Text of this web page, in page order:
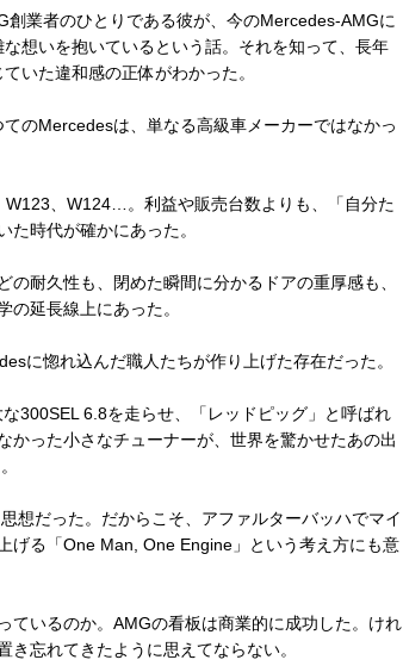
創業者のひとりである彼が、今のMercedes-AMGに
な想いを抱いているという話。それを知って、長年
ていた違和感の正体がわかった。
てのMercedesは、単なる高級車メーカーではなかっ
、W124…。利益や販売台数よりも、「自分た
た時代が確かにあった。
の耐久性も、閉めた瞬間に分かるドアの重厚感も、
の延長線上にあった。
に惚れ込んだ職人たちが作り上げた存在だった。
300SEL 6.8を走らせ、「レッドピッグ」と呼ばれ
かった小さなチューナーが、世界を驚かせたあの出
想だった。だからこそ、アファルターバッハでマイ
げる「One Man, One Engine」という考え方にも意
ているのか。AMGの看板は商業的に成功した。けれ
き忘れてきたように思えてならない。